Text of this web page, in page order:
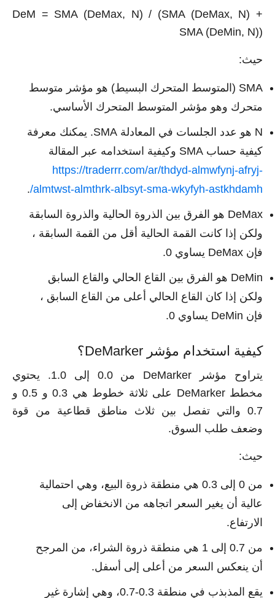
DeM = SMA (DeMax, N) / (SMA (DeMax, N) +
SMA (DeMin, N))
حيث:
SMA (المتوسط المتحرك البسيط) هو مؤشر متوسط
متحرك وهو مؤشر المتوسط المتحرك الأساسي.
N هو عدد الجلسات في المعادلة SMA. يمكنك معرفة
كيفية حساب SMA وكيفية استخدامه عبر المقالة
https://traderrr.com/ar/thdyd-almwfynj-afryj-
almtwst-almthrk-albsyt-sma-wkyfyh-astkhdamh/
.
DeMax هو الفرق بين الذروة الحالية والذروة السابقة
ولكن إذا كانت القمة الحالية أقل من القمة السابقة ،
فإن DeMax يساوي 0.
DeMin هو الفرق بين القاع الحالي والقاع السابق
ولكن إذا كان القاع الحالي أعلى من القاع السابق ،
فإن DeMin يساوي 0.
كيفية استخدام مؤشر DeMarker؟
يتراوح مؤشر DeMarker من 0.0 إلى 1.0. يحتوي
مخطط DeMarker على ثلاثة خطوط هي 0.3 و 0.5 و
0.7 والتي تفصل بين ثلاث مناطق قطاعية من قوة
وضعف طلب السوق.
حيث:
من 0 إلى 0.3 هي منطقة ذروة البيع، وهي احتمالية
عالية أن يغير السعر اتجاهه من الانخفاض إلى
الارتفاع.
من 0.7 إلى 1 هي منطقة ذروة الشراء، من المرجح
أن ينعكس السعر من أعلى إلى أسفل.
يقع المذبذب في منطقة 0.3-0.7، وهي إشارة غير